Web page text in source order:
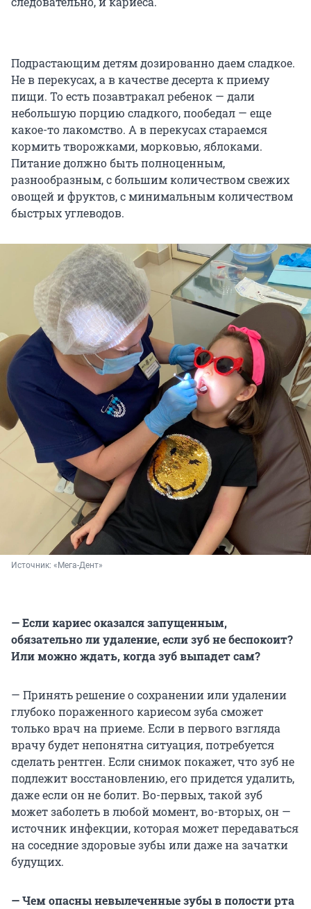
Подрастающим детям дозированно даем сладкое.
Не в перекусах, а в качестве десерта к приему
пищи. То есть позавтракал ребенок — дали
небольшую порцию сладкого, пообедал — еще
какое-то лакомство. А в перекусах стараемся
кормить творожками, морковью, яблоками.
Питание должно быть полноценным,
разнообразным, с большим количеством свежих
овощей и фруктов, с минимальным количеством
быстрых углеводов.
Источник: «Мега-Дент»
— Если кариес оказался запущенным,
обязательно ли удаление, если зуб не беспокоит?
Или можно ждать, когда зуб выпадет сам?
— Принять решение о сохранении или удалении
глубоко пораженного кариесом зуба сможет
только врач на приеме. Если в первого взгляда
врачу будет непонятна ситуация, потребуется
сделать рентген. Если снимок покажет, что зуб не
подлежит восстановлению, его придется удалить,
даже если он не болит. Во-первых, такой зуб
может заболеть в любой момент, во-вторых, он —
источник инфекции, которая может передаваться
на соседние здоровые зубы или даже на зачатки
будущих.
— Чем опасны невылеченные зубы в полости рта